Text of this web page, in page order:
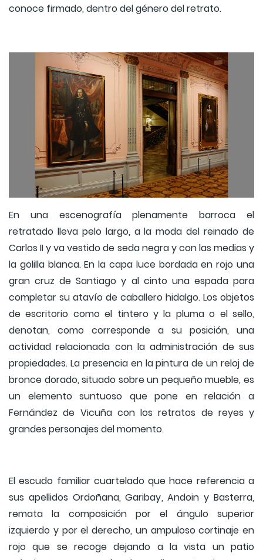
conoce firmado, dentro del género del retrato.
En una escenografía plenamente barroca el
retratado lleva pelo largo, a la moda del reinado de
Carlos II y va vestido de seda negra y con las medias y
la golilla blanca. En la capa luce bordada en rojo una
gran cruz de Santiago y al cinto una espada para
completar su atavío de caballero hidalgo. Los objetos
de escritorio como el tintero y la pluma o el sello,
denotan, como corresponde a su posición, una
actividad relacionada con la administración de sus
propiedades. La presencia en la pintura de un reloj de
bronce dorado, situado sobre un pequeño mueble, es
un elemento suntuoso que pone en relación a
Fernández de Vicuña con los retratos de reyes y
grandes personajes del momento.
El escudo familiar cuartelado que hace referencia a
sus apellidos Ordoñana, Garibay, Andoin y Basterra,
remata la composición por el ángulo superior
izquierdo y por el derecho, un ampuloso cortinaje en
rojo que se recoge dejando a la vista un patio